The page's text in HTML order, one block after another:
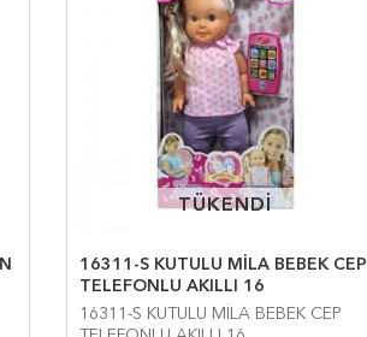
TÜKENDİ
TÜKENDİ
16311-S KUTULU MİLA BEBEK CEP
TELEFONLU AKILLI 16
16311-S KUTULU MİLA BEBEK CEP